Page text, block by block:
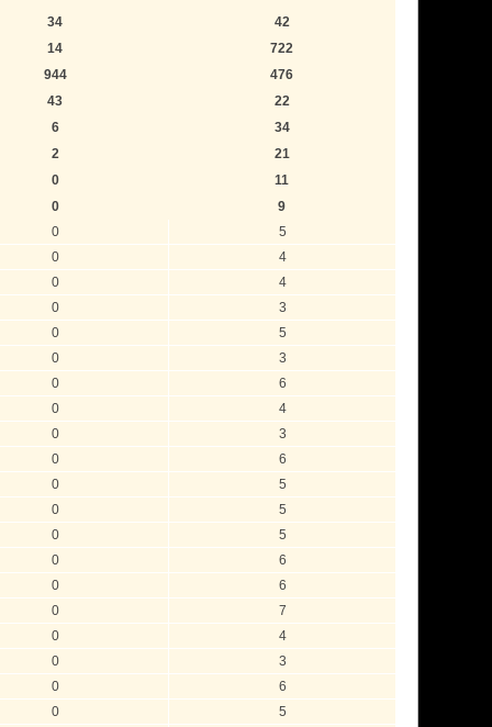
34
42
14
722
944
476
43
22
6
34
2
21
0
11
0
9
0
5
0
4
0
4
0
3
0
5
0
3
0
6
0
4
0
3
0
6
0
5
0
5
0
5
0
6
0
6
0
7
0
4
0
3
0
6
0
5